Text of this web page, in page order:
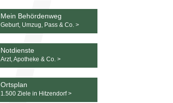
Mein Behördenweg
Geburt, Umzug, Pass & Co. >
Notdienste
Arzt, Apotheke & Co. >
Ortsplan
1.500 Ziele in Hitzendorf >